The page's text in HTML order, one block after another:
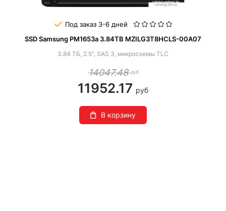
Под заказ 3-6 дней
SSD Samsung PM1653a 3.84TB MZILG3T8HCLS-00A07
3.84 ТБ, 2.5", SAS 3, микросхемы TLC
14047.48руб
11952.17 руб
В корзину